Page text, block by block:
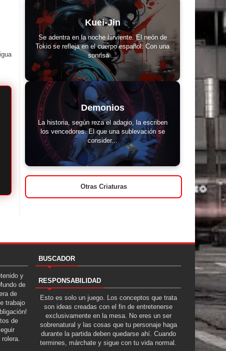
Kuei-Jin
Se adentra en la noche hirviente. El neón de
Tokio se refleja en el cuerpo español. Con una
sonrisa ...
Demonios
La historia, según reza el adagio, la escriben
los vencedores. El que una sublevación se
consider...
Otras Criaturas
y
de
de
trabajo
de
BUSCADOR
RESPONSABILIDAD
Esto es solo un juego. Los conceptos que trata
son ideas creadas con el fin de entretenerse
exclusivamente en la mesa. No eres un ser
sobrenatural y las cosas que tu personaje haga
durante la partida deben quedarse ahí. Cuando
termines, márchate y sigue con tu vida normal.